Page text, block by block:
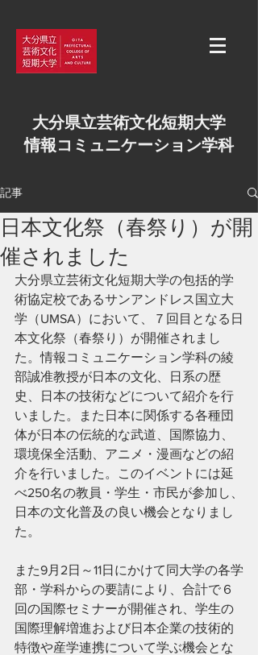
大分県立芸術文化短期大学
情報コミュニケーション学科
記事
日本文化祭（春祭り）が開
催されました
大分県立芸術文化短期大学の包括的学
術協定校であるサンアンドレス国立大
学（UMSA）において、７回目となる日
本文化祭（春祭り）が開催されまし
た。情報コミュニケーション学科の綾
部誠准教授が日本の文化、日系の歴
史、日本の技術などについて紹介を行
いました。また日本に関係する各種団
体が日本の伝統的な武道、国際協力、
環境保全活動、アニメ・漫画などの紹
介を行いました。このイベントには延
べ250名の教員・学生・市民が参加し、
日本の文化普及の良い機会となりまし
た。
また9月2日～11日にかけて同大学の各学
部・学科からの要請により、合計で６
回の国際セミナーが開催され、学生の
国際理解増進および日本企業の技術的
特徴や産学連携について学ぶ機会とな